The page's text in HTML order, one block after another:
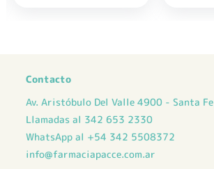
Contacto
Av. Aristóbulo Del Valle 4900 - Santa Fe
Llamadas al 342 653 2330
WhatsApp al +54 342 5508372
info@farmaciapacce.com.ar